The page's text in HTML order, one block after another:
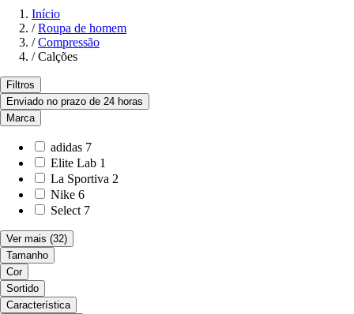
Início
/ Roupa de homem
/ Compressão
/ Calções
Filtros
Enviado no prazo de 24 horas
Marca
adidas 7
Elite Lab 1
La Sportiva 2
Nike 6
Select 7
Ver mais (32)
Tamanho
Cor
Sortido
Característica